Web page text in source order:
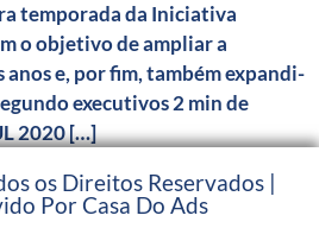
temporada da Iniciativa
o objetivo de ampliar a
e, por fim, também expandi-
executivos 2 min de
2020 […]
os Direitos Reservados |
Por Casa Do Ads